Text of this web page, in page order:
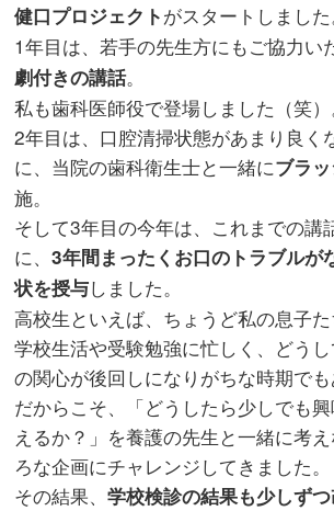
健口プロジェクトがスタートしました
1年目は、若手の先生方にもご協力い
劇付きの講話。
私も歯科医師役で登場しました（笑）
2年目は、口腔清掃状態があまり良く
に、当院の歯科衛生士と一緒にブラ
施。
そして3年目の今年は、これまでの講
に、3年間まったくお口のトラブルが
状を授与しました。
高校生といえば、ちょうど私の息子た
学校生活や受験勉強に忙しく、どう
の関心が後回しになりがちな時期でも
だからこそ、「どうしたら少しでも
えるか？」を養護の先生と一緒に考
ろな企画にチャレンジしてきました。
その結果、学校検診の結果も少しず